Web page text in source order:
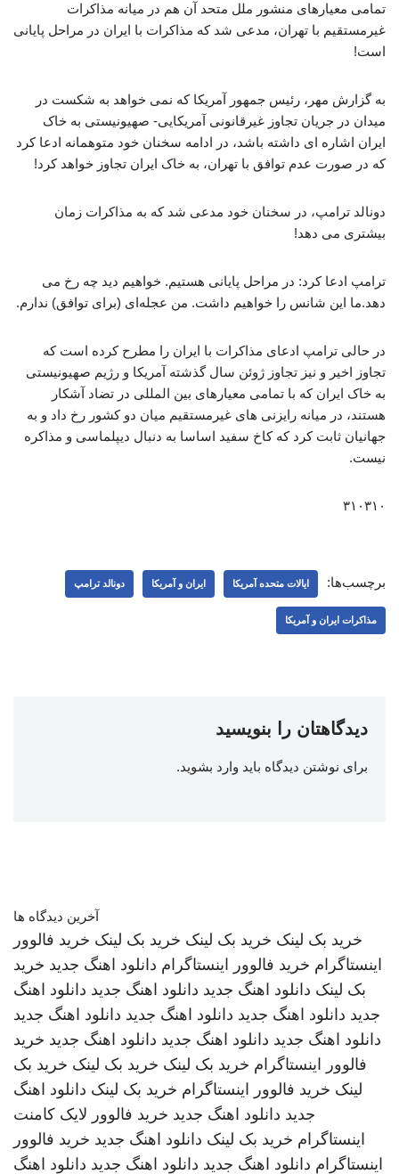
تمامی معیارهای منشور ملل متحد آن هم در میانه مذاکرات
غیرمستقیم با تهران، مدعی شد که مذاکرات با ایران در مراحل پایانی
است!
به گزارش مهر، رئیس جمهور آمریکا که نمی خواهد به شکست در
میدان در جریان تجاوز غیرقانونی آمریکایی- صهیونیستی به خاک
ایران اشاره ای داشته باشد، در ادامه سخنان خود متوهمانه ادعا کرد
که در صورت عدم توافق با تهران، به خاک ایران تجاوز خواهد کرد!
دونالد ترامپ، در سخنان خود مدعی شد که به مذاکرات زمان
بیشتری می دهد!
ترامپ ادعا کرد: در مراحل پایانی هستیم. خواهیم دید چه رخ می
دهد.ما این شانس را خواهیم داشت. من عجله‌ای (برای توافق) ندارم.
در حالی ترامپ ادعای مذاکرات با ایران را مطرح کرده است که
تجاوز اخیر و نیز تجاوز ژوئن سال گذشته آمریکا و رژیم صهیونیستی
به خاک ایران که با تمامی معیارهای بین المللی در تضاد آشکار
هستند، در میانه رایزنی های غیرمستقیم میان دو کشور رخ داد و به
جهانیان ثابت کرد که کاخ سفید اساسا به دنبال دیپلماسی و مذاکره
نیست.
۳۱۰۳۱۰
برچسب‌ها: ایالات متحده آمریکا ایران و آمریکا دونالد ترامپ
مذاکرات ایران و آمریکا
دیدگاهتان را بنویسید
برای نوشتن دیدگاه باید وارد بشوید.
آخرین دیدگاه ها
خرید بک لینک خرید بک لینک خرید بک لینک خرید فالوور
اینستاگرام خرید فالوور اینستاگرام دانلود اهنگ جدید خرید
بک لینک دانلود اهنگ جدید دانلود اهنگ جدید دانلود اهنگ
جدید دانلود اهنگ جدید دانلود اهنگ جدید دانلود اهنگ جدید
دانلود اهنگ جدید دانلود اهنگ جدید دانلود اهنگ جدید خرید
فالوور اینستاگرام خرید بک لینک خرید بک لینک خرید بک
لینک خرید فالوور اینستاگرام خرید بک لینک دانلود اهنگ
جدید دانلود اهنگ جدید خرید فالوور لایک کامنت
اینستاگرام خرید بک لینک دانلود اهنگ جدید خرید فالوور
اینستاگرام دانلود اهنگ جدید دانلود اهنگ جدید دانلود اهنگ